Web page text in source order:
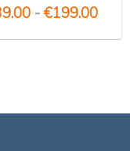
- €199.00